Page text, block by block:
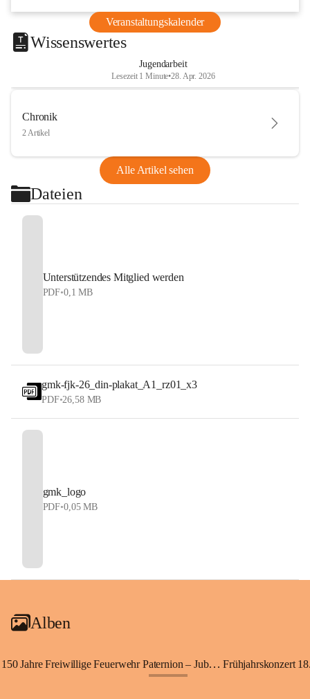
Veranstaltungskalender
Wissenswertes
Jugendarbeit
Lesezeit 1 Minute•28. Apr. 2026
Chronik
2 Artikel
Alle Artikel sehen
Dateien
Unterstützendes Mitglied werden
PDF•0,1 MB
gmk-fjk-26_din-plakat_A1_rz01_x3
PDF•26,58 MB
gmk_logo
PDF•0,05 MB
Alben
150 Jahre Freiwillige Feuerwehr Paternion – Jubiläumsfest Frühjahrskonzert